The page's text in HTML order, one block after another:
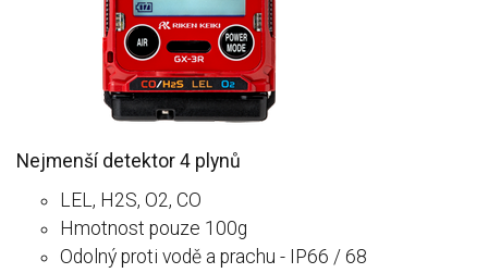
Nejmenší detektor 4 plynů
LEL, H2S, O2, CO
Hmotnost pouze 100g
Odolný proti vodě a prachu - IP66 / 68